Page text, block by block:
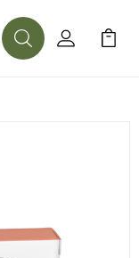
BuscarMi Cuenta
Mi